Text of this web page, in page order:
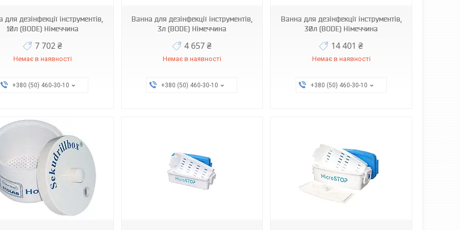
для дезінфекції інструментів,
10л (BODE) Німеччина
7 702 ₴
Немає в наявності
+380 (50) 460-30-10
Ванна для дезінфекції інструментів,
3л (BODE) Німеччина
4 657 ₴
Немає в наявності
+380 (50) 460-30-10
Ванна для дезінфекції інструментів,
30л (BODE) Німеччина
14 401 ₴
Немає в наявності
+380 (50) 460-30-10
1